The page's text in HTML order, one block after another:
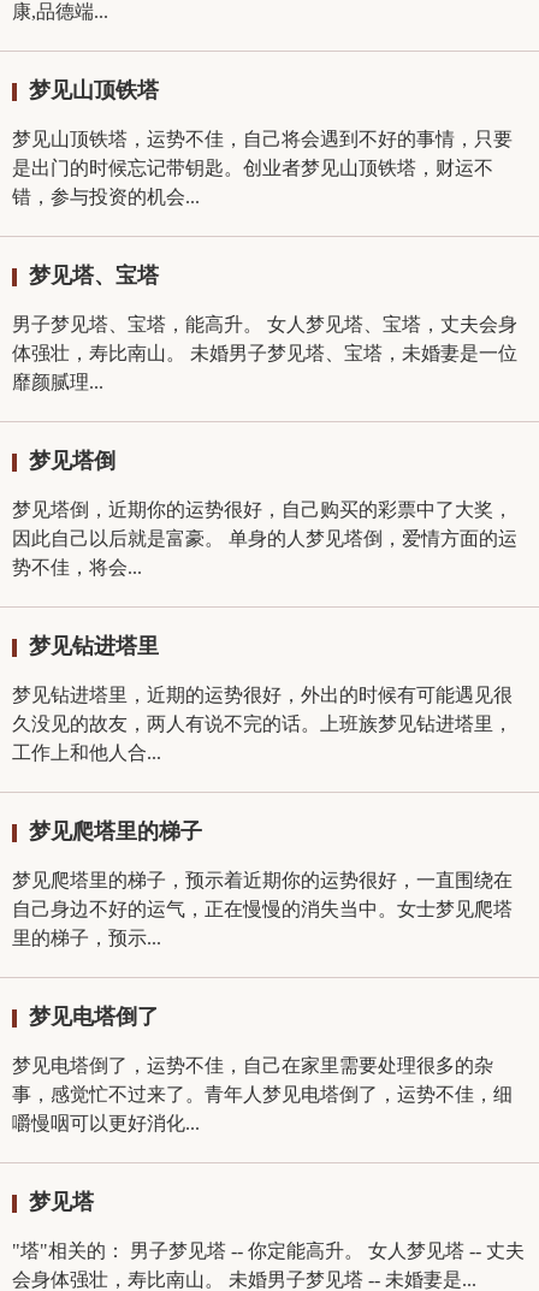
康,品德端...
梦见山顶铁塔
梦见山顶铁塔，运势不佳，自己将会遇到不好的事情，只要
是出门的时候忘记带钥匙。创业者梦见山顶铁塔，财运不
错，参与投资的机会...
梦见塔、宝塔
男子梦见塔、宝塔，能高升。 女人梦见塔、宝塔，丈夫会身
体强壮，寿比南山。 未婚男子梦见塔、宝塔，未婚妻是一位
靡颜腻理...
梦见塔倒
梦见塔倒，近期你的运势很好，自己购买的彩票中了大奖，
因此自己以后就是富豪。 单身的人梦见塔倒，爱情方面的运
势不佳，将会...
梦见钻进塔里
梦见钻进塔里，近期的运势很好，外出的时候有可能遇见很
久没见的故友，两人有说不完的话。上班族梦见钻进塔里，
工作上和他人合...
梦见爬塔里的梯子
梦见爬塔里的梯子，预示着近期你的运势很好，一直围绕在
自己身边不好的运气，正在慢慢的消失当中。女士梦见爬塔
里的梯子，预示...
梦见电塔倒了
梦见电塔倒了，运势不佳，自己在家里需要处理很多的杂
事，感觉忙不过来了。青年人梦见电塔倒了，运势不佳，细
嚼慢咽可以更好消化...
梦见塔
"塔"相关的： 男子梦见塔 -- 你定能高升。 女人梦见塔 -- 丈夫
会身体强壮，寿比南山。 未婚男子梦见塔 -- 未婚妻是...